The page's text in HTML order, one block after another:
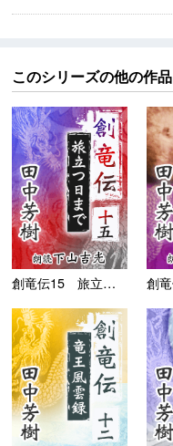
このシリーズの他の作品
創竜伝15 旅立つ日ま...